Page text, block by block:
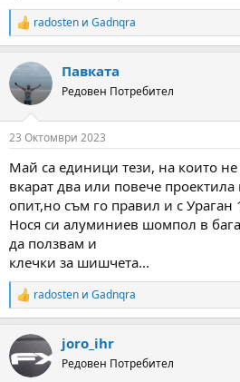
R
e
c
t
i
s
radosten и Gadnqra
Павката
Редовен Потребител
23 Октомври 2023
Май са единици тези, на които
вкарат два или повече
опит,но съм го правил и с Ураган
Нося си алуминиев шомпол в
да ползвам и
клечки за шишчета...
R
e
c
t
i
radosten и Gadnqra
joro_ihr
Редовен Потребител